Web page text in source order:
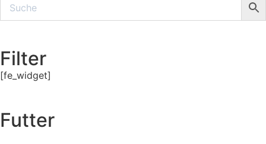
Filter
[fe_widget]
Futter